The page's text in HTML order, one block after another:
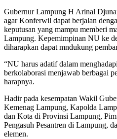
Gubernur Lampung H Arinal
agar Konferwil dapat berjalan
keputusan yang mampu memberi
Lampung. Kepemimpinan NU ke
diharapkan dapat mndukung
“NU harus adatif dalam
berkolaborasi menjawab berbagai
harapnya.
Hadir pada kesempatan Wakil
Kemenag Lampung, Kapolda
dan Kota di Provinsi Lampung,
Pengasuh Pesantren di Lampung,
elemen.